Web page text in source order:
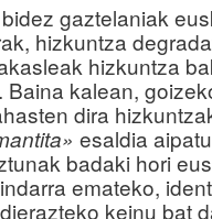
bidez gaztelaniak
hizkuntza
hizkuntza
Baina kalean,
dira
esaldia
badaki hori
emateko,
keinu bat